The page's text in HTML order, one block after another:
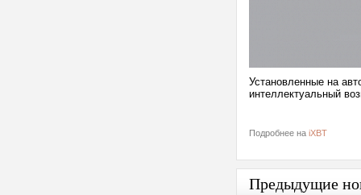
Установленные на
интеллектуальный
Подробнее на iXBT
Предыдущие